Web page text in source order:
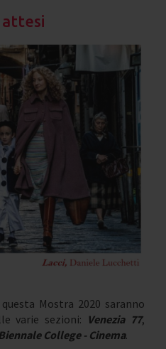
attesi
Mostra 2020 saranno
varie sezioni: Venezia 77,
Biennale College - Cinema.